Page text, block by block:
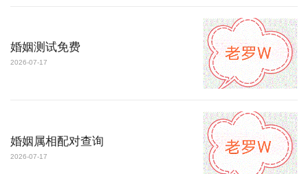
婚姻测试免费
2026-07-17
婚姻属相配对查询
2026-07-17